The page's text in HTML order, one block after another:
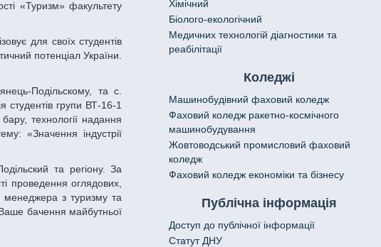
потенціал України.
студентів групи ВТ-16-1
технології надання
«Значення індустрії
проведення оглядових,
менеджера з туризму та
бачення майбутньої
Хімічний
Біолого-екологічний
Медичних технологій діагностики та
реабілітації
Коледжі
Машинобудівний фаховий коледж
Фаховий коледж ракетно-космічного
машинобудування
Жовтоводський промисловий фаховий
коледж
Фаховий коледж економіки та бізнесу
Публічна інформація
Доступ до публічної інформації
Статут ДНУ